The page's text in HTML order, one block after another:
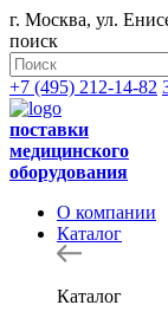
г. Москва, ул.
поиск
+7 (495) 212-14-82
поставки
медицинского
оборудования
О компании
Каталог
Каталог